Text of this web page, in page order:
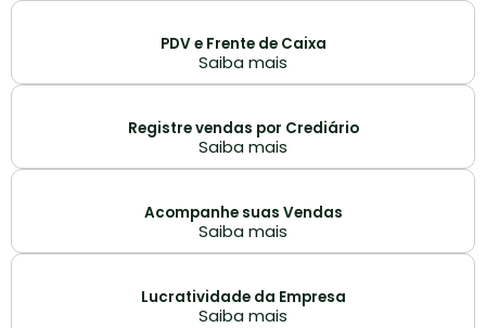
PDV e Frente de Caixa
Saiba mais
Registre vendas por Crediário
Saiba mais
Acompanhe suas Vendas
Saiba mais
Lucratividade da Empresa
Saiba mais